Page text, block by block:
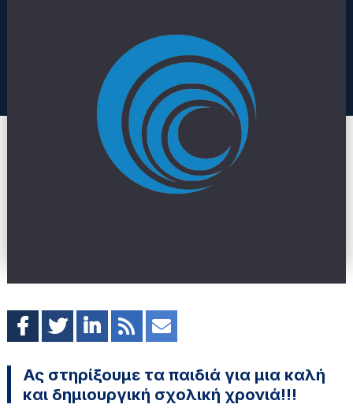
Ας στηρίξουμε τα παιδιά για μια καλή
και δημιουργική σχολική χρονιά!!!